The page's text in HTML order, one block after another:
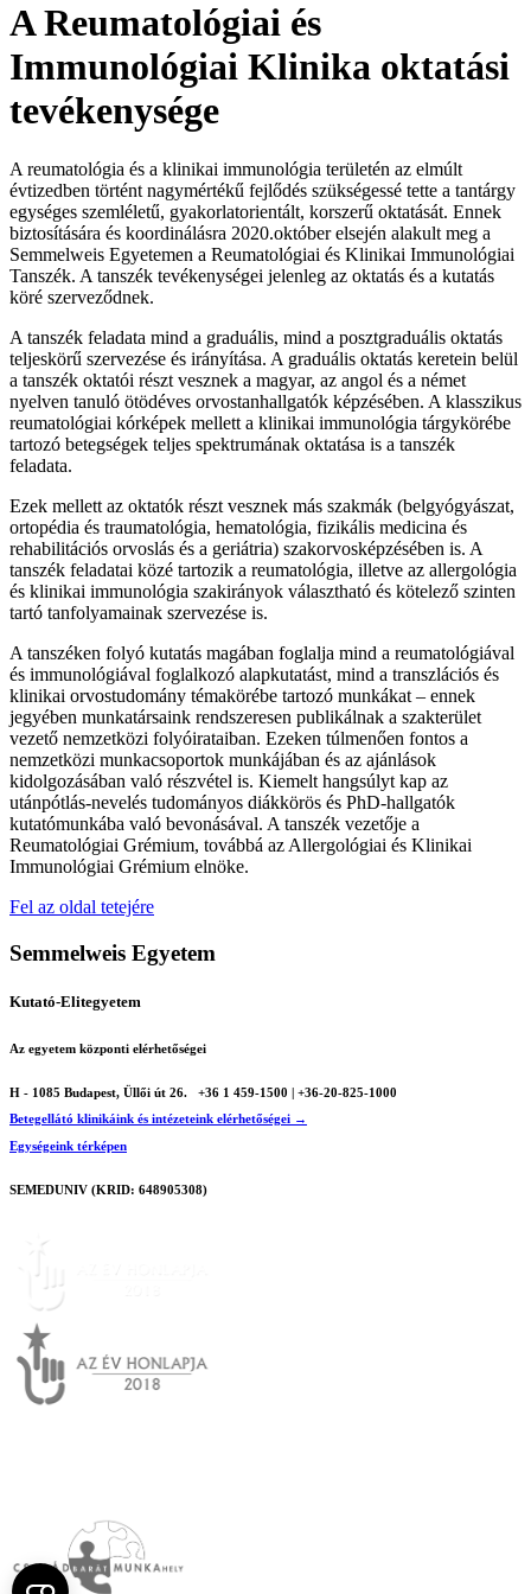
A Reumatológiai és
Immunológiai Klinika oktatási
tevékenysége
A reumatológia és a klinikai immunológia területén az elmúlt
évtizedben történt nagymértékű fejlődés szükségessé tette a tantárgy
egységes szemléletű, gyakorlatorientált, korszerű oktatását. Ennek
biztosítására és koordinálásra 2020.október elsején alakult meg a
Semmelweis Egyetemen a Reumatológiai és Klinikai Immunológiai
Tanszék. A tanszék tevékenységei jelenleg az oktatás és a kutatás
köré szerveződnek.
A tanszék feladata mind a graduális, mind a posztgraduális oktatás
teljeskörű szervezése és irányítása. A graduális oktatás keretein belül
a tanszék oktatói részt vesznek a magyar, az angol és a német
nyelven tanuló ötödéves orvostanhallgatók képzésében. A klasszikus
reumatológiai kórképek mellett a klinikai immunológia tárgykörébe
tartozó betegségek teljes spektrumának oktatása is a tanszék
feladata.
Ezek mellett az oktatók részt vesznek más szakmák (belgyógyászat,
ortopédia és traumatológia, hematológia, fizikális medicina és
rehabilitációs orvoslás és a geriátria) szakorvosképzésében is. A
tanszék feladatai közé tartozik a reumatológia, illetve az allergológia
és klinikai immunológia szakirányok választható és kötelező szinten
tartó tanfolyamainak szervezése is.
A tanszéken folyó kutatás magában foglalja mind a reumatológiával
és immunológiával foglalkozó alapkutatást, mind a transzlációs és
klinikai orvostudomány témakörébe tartozó munkákat – ennek
jegyében munkatársaink rendszeresen publikálnak a szakterület
vezető nemzetközi folyóirataiban. Ezeken túlmenően fontos a
nemzetközi munkacsoportok munkájában és az ajánlások
kidolgozásában való részvétel is. Kiemelt hangsúlyt kap az
utánpótlás-nevelés tudományos diákkörös és PhD-hallgatók
kutatómunkába való bevonásával. A tanszék vezetője a
Reumatológiai Grémium, továbbá az Allergológiai és Klinikai
Immunológiai Grémium elnöke.
Fel az oldal tetejére
Semmelweis Egyetem
Kutató-Elitegyetem
Az egyetem központi elérhetőségei
H - 1085 Budapest, Üllői út 26.
+36 1 459-1500 | +36-20-825-1000
Betegellátó klinikáink és intézeteink elérhetőségei →
Egységeink térképen
SEMEDUNIV (KRID: 648905308)